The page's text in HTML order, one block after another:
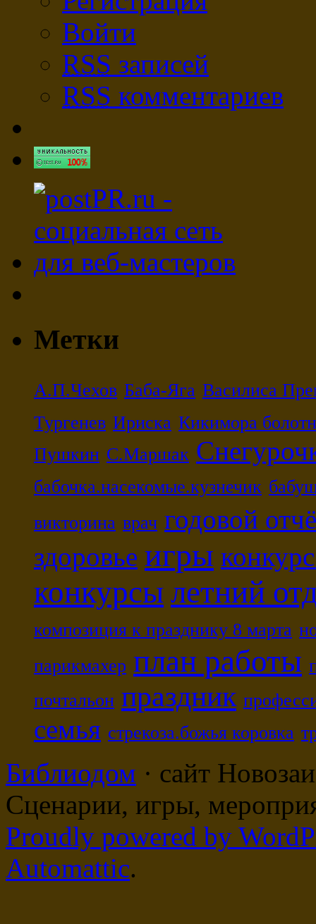
Войти
RSS записей
RSS комментариев
Метки
А.П.Чехов Баба-Яга Василиса
Тургенев Ириска Кикимора
Пушкин С.Маршак
бабочка.насекомые.кузнечик
викторина врач годовой
здоровье игры
конкурсы летний
композиция к празднику 8 марта
парикмахер план работы
почтальон праздник
семья стрекоза.божья коровка
Библиодом · сайт
Сценарии, игры,
Proudly powered by
Automattic.